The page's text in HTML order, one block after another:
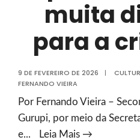
muita
para a
9 DE FEVEREIRO DE 2026 |
FERNANDO VIEIRA
Por Fernando Vieira –
Gurupi, por meio da
e... Leia Mais →